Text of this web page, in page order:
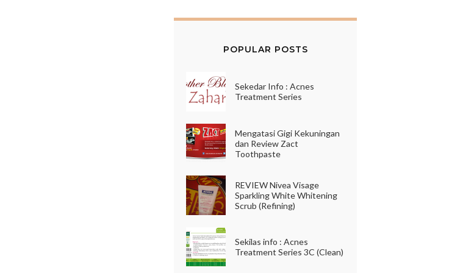
POPULAR POSTS
Sekedar Info : Acnes
Treatment Series
Mengatasi Gigi Kekuningan
dan Review Zact
Toothpaste
REVIEW Nivea Visage
Sparkling White Whitening
Scrub (Refining)
Sekilas info : Acnes
Treatment Series 3C (Clean)